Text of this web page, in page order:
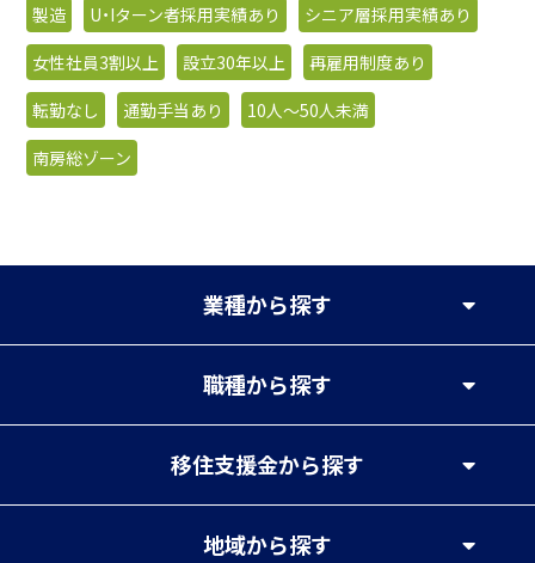
製造 U・Iターン者採用実績あり
シニア層採用実績あり
女性社員3割以上
設立30年以上
再雇用制度あり
転勤なし
通勤手当あり
10人〜50人未満
南房総ゾーン
業種から探す
職種から探す
移住支援金から探す
地域から探す